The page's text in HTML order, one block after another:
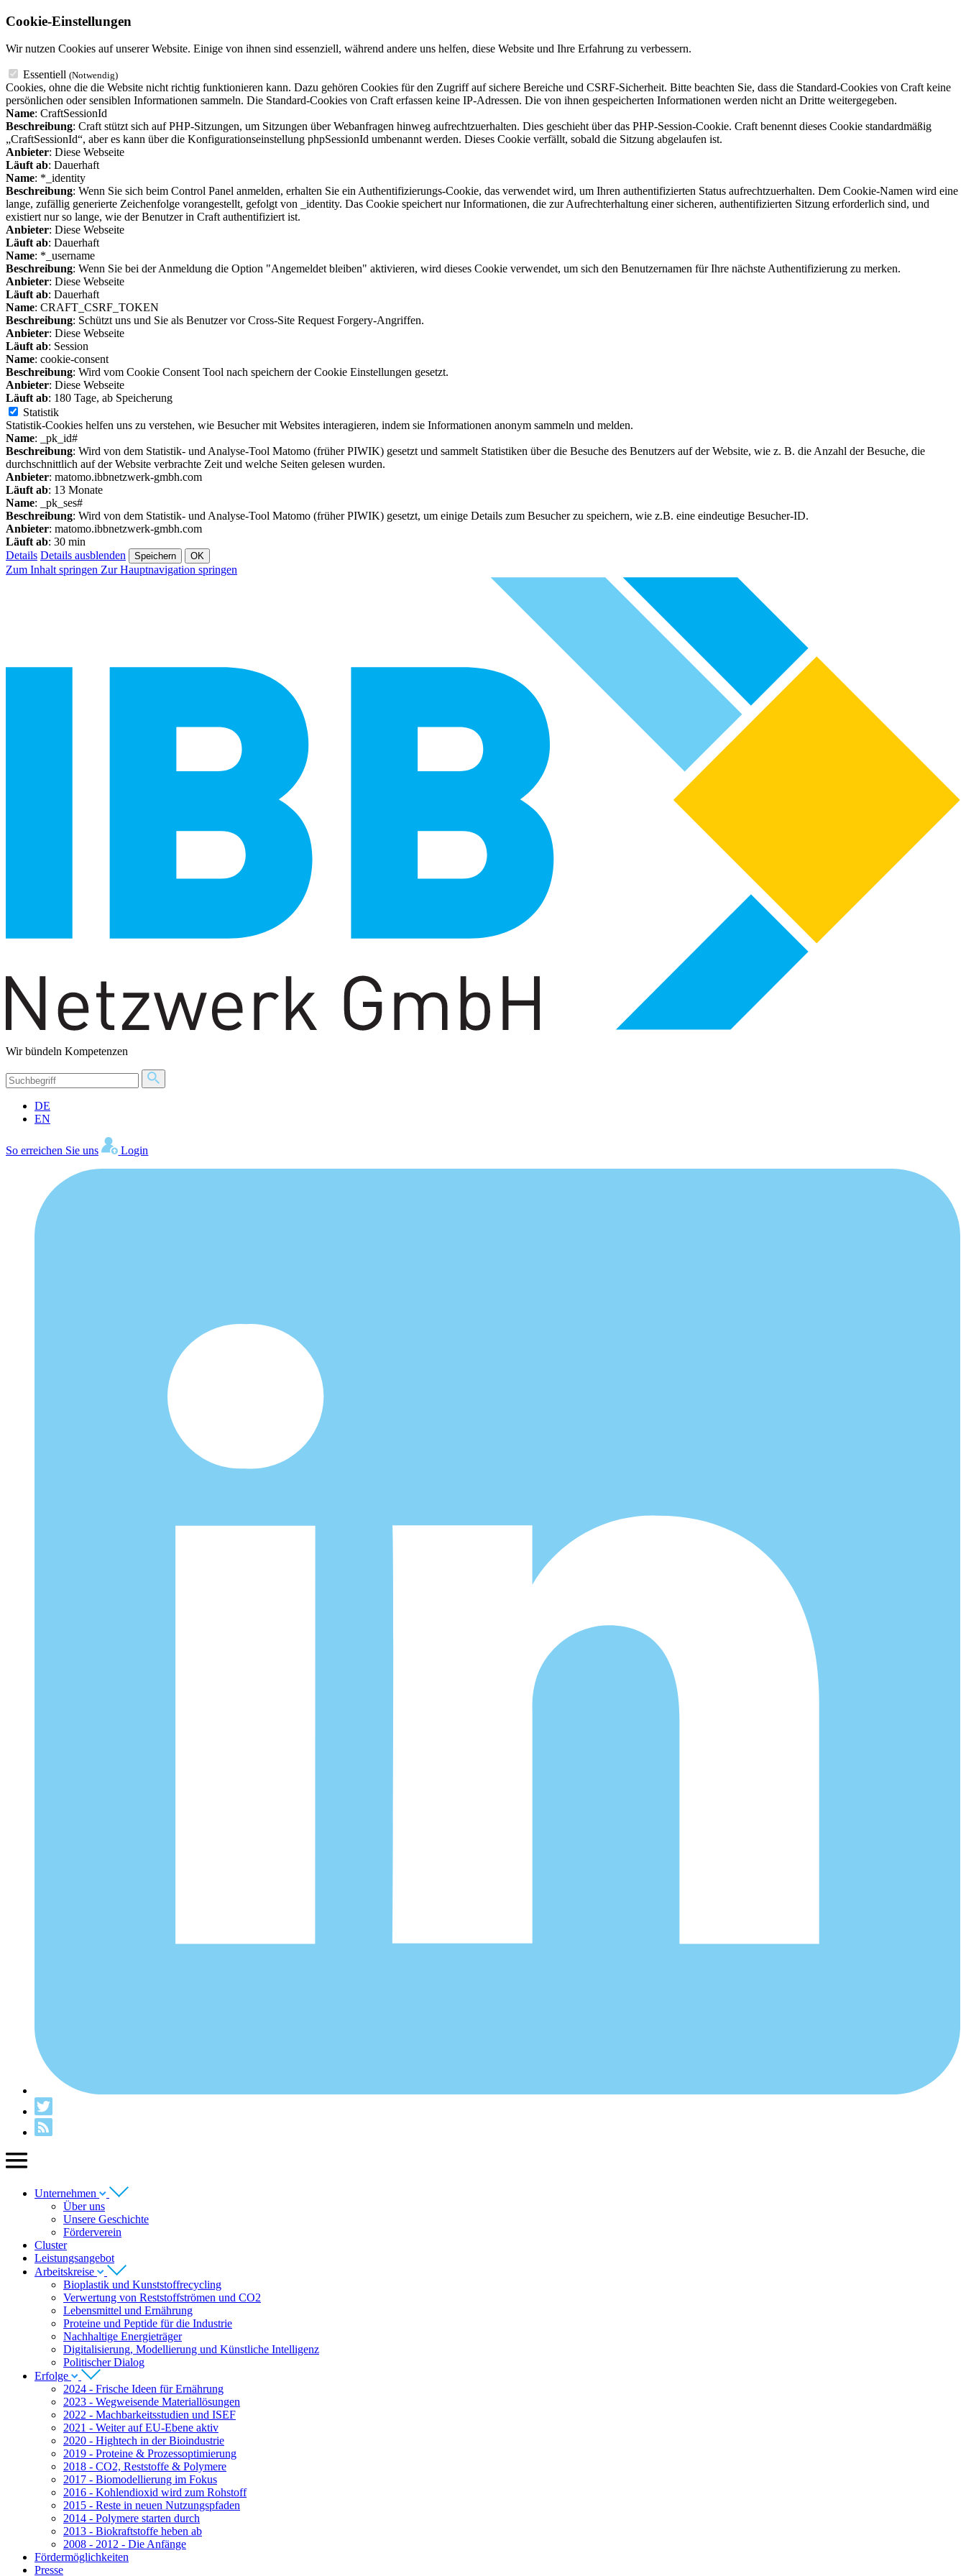
Cookie-Einstellungen
Wir nutzen Cookies auf unserer Website. Einige von ihnen sind essenziell, während andere uns helfen, diese Website und Ihre Erfahrung zu verbessern.
Essentiell (Notwendig)
Cookies, ohne die die Website nicht richtig funktionieren kann. Dazu gehören Cookies für den Zugriff auf sichere Bereiche und CSRF-Sicherheit. Bitte beachten Sie, dass die Standard-Cookies von Craft keine
persönlichen oder sensiblen Informationen sammeln. Die Standard-Cookies von Craft erfassen keine IP-Adressen. Die von ihnen gespeicherten Informationen werden nicht an Dritte weitergegeben.
Name: CraftSessionId
Beschreibung: Craft stützt sich auf PHP-Sitzungen, um Sitzungen über Webanfragen hinweg aufrechtzuerhalten. Dies geschieht über das PHP-Session-Cookie. Craft benennt dieses Cookie standardmäßig
„CraftSessionId“, aber es kann über die Konfigurationseinstellung phpSessionId umbenannt werden. Dieses Cookie verfällt, sobald die Sitzung abgelaufen ist.
Anbieter: Diese Webseite
Läuft ab: Dauerhaft
Name: *_identity
Beschreibung: Wenn Sie sich beim Control Panel anmelden, erhalten Sie ein Authentifizierungs-Cookie, das verwendet wird, um Ihren authentifizierten Status aufrechtzuerhalten. Dem Cookie-Namen wird eine
lange, zufällig generierte Zeichenfolge vorangestellt, gefolgt von _identity. Das Cookie speichert nur Informationen, die zur Aufrechterhaltung einer sicheren, authentifizierten Sitzung erforderlich sind, und
existiert nur so lange, wie der Benutzer in Craft authentifiziert ist.
Anbieter: Diese Webseite
Läuft ab: Dauerhaft
Name: *_username
Beschreibung: Wenn Sie bei der Anmeldung die Option "Angemeldet bleiben" aktivieren, wird dieses Cookie verwendet, um sich den Benutzernamen für Ihre nächste Authentifizierung zu merken.
Anbieter: Diese Webseite
Läuft ab: Dauerhaft
Name: CRAFT_CSRF_TOKEN
Beschreibung: Schützt uns und Sie als Benutzer vor Cross-Site Request Forgery-Angriffen.
Anbieter: Diese Webseite
Läuft ab: Session
Name: cookie-consent
Beschreibung: Wird vom Cookie Consent Tool nach speichern der Cookie Einstellungen gesetzt.
Anbieter: Diese Webseite
Läuft ab: 180 Tage, ab Speicherung
Statistik
Statistik-Cookies helfen uns zu verstehen, wie Besucher mit Websites interagieren, indem sie Informationen anonym sammeln und melden.
Name: _pk_id#
Beschreibung: Wird von dem Statistik- und Analyse-Tool Matomo (früher PIWIK) gesetzt und sammelt Statistiken über die Besuche des Benutzers auf der Website, wie z. B. die Anzahl der Besuche, die
durchschnittlich auf der Website verbrachte Zeit und welche Seiten gelesen wurden.
Anbieter: matomo.ibbnetzwerk-gmbh.com
Läuft ab: 13 Monate
Name: _pk_ses#
Beschreibung: Wird von dem Statistik- und Analyse-Tool Matomo (früher PIWIK) gesetzt, um einige Details zum Besucher zu speichern, wie z.B. eine eindeutige Besucher-ID.
Anbieter: matomo.ibbnetzwerk-gmbh.com
Läuft ab: 30 min
Details Details ausblenden Speichern OK
Zum Inhalt springen Zur Hauptnavigation springen
Wir bündeln Kompetenzen
DE
EN
So erreichen Sie uns Login
Unternehmen
Über uns
Unsere Geschichte
Förderverein
Cluster
Leistungsangebot
Arbeitskreise
Bioplastik und Kunststoffrecycling
Verwertung von Reststoffströmen und CO2
Lebensmittel und Ernährung
Proteine und Peptide für die Industrie
Nachhaltige Energieträger
Digitalisierung, Modellierung und Künstliche Intelligenz
Politischer Dialog
Erfolge
2024 - Frische Ideen für Ernährung
2023 - Wegweisende Materiallösungen
2022 - Machbarkeitsstudien und ISEF
2021 - Weiter auf EU-Ebene aktiv
2020 - Hightech in der Bioindustrie
2019 - Proteine & Prozessoptimierung
2018 - CO2, Reststoffe & Polymere
2017 - Biomodellierung im Fokus
2016 - Kohlendioxid wird zum Rohstoff
2015 - Reste in neuen Nutzungspfaden
2014 - Polymere starten durch
2013 - Biokraftstoffe heben ab
2008 - 2012 - Die Anfänge
Fördermöglichkeiten
Presse